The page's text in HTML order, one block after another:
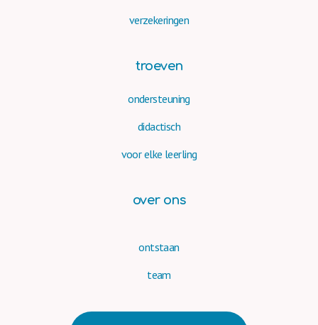
verzekeringen
troeven
ondersteuning
didactisch
voor elke leerling
over ons
ontstaan
team